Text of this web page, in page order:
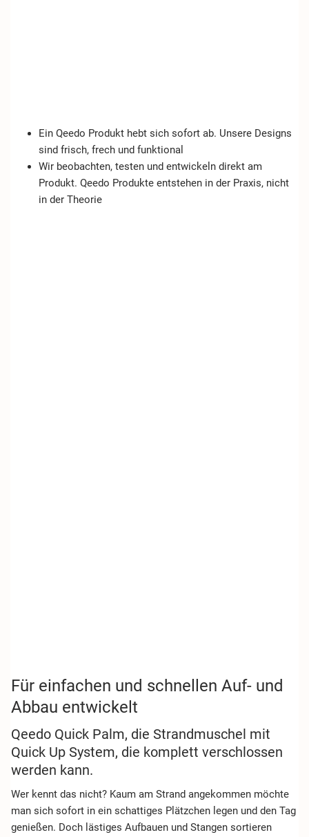
Ein Qeedo Produkt hebt sich sofort ab. Unsere Designs
sind frisch, frech und funktional
Wir beobachten, testen und entwickeln direkt am
Produkt. Qeedo Produkte entstehen in der Praxis, nicht
in der Theorie
Für einfachen und schnellen Auf- und
Abbau entwickelt
Qeedo Quick Palm, die Strandmuschel mit
Quick Up System, die komplett verschlossen
werden kann.
Wer kennt das nicht? Kaum am Strand angekommen möchte
man sich sofort in ein schattiges Plätzchen legen und den Tag
genießen. Doch lästiges Aufbauen und Stangen sortieren